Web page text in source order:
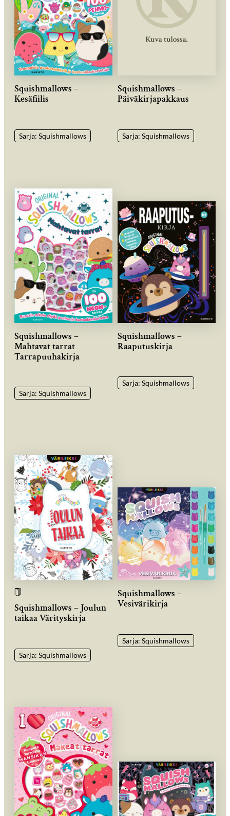
Squishmallows –
Kesäfiilis
Sarja: Squishmallows
Squishmallows –
Päiväkirjapakkaus
Sarja: Squishmallows
Squishmallows –
Mahtavat tarrat
Tarrapuuhakirja
Sarja: Squishmallows
Squishmallows –
Raaputuskirja
Sarja: Squishmallows
Squishmallows – Joulun
taikaa Värityskirja
Sarja: Squishmallows
Squishmallows –
Vesivärikirja
Sarja: Squishmallows